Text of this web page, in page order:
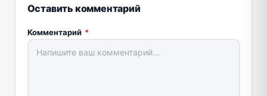
Оставить комментарий
Комментарий *